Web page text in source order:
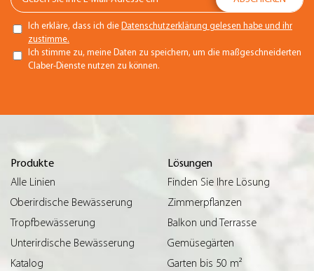
Ich erkläre, dass ich die Datenschutzerklärung gelesen habe und ihr
zustimme.
Ich stimme zu, meine Daten zu speichern, um die maßgeschneiderten
Claber-Dienste nutzen zu können.
Produkte
Alle Linien
Oberirdische Bewässerung
Tropfbewässerung
Unterirdische Bewässerung
Katalog
Lösungen
Finden Sie Ihre Lösung
Zimmerpflanzen
Balkon und Terrasse
Gemüsegärten
Garten bis 50 m²